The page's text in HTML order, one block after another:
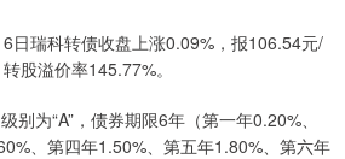
日瑞科转债收盘上涨0.09%，报106.54元/
股溢价率145.77%。
别为“A”，债券期限6年（第一年0.20%、
、第四年1.50%、第五年1.80%、第六年